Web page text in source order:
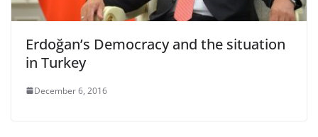
Erdoğan’s Democracy and the situation
in Turkey
December 6, 2016